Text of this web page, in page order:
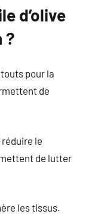
d’olive
?
pour la
de
le
de lutter
les tissus.